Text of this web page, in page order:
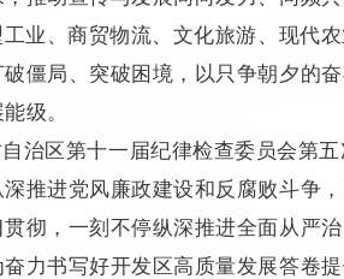
业、商贸物流、文化旅游、现代
僵局、突破困境，以只争朝夕的
级。
治区第十一届纪律检查委员会第
推进党风廉政建设和反腐败斗争
彻，一刻不停纵深推进全面从严
力书写好开发区高质量发展答卷提